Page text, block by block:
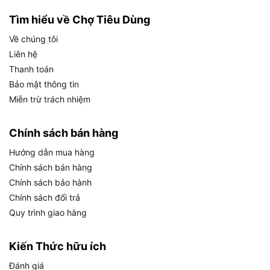
Hướng dẫn sử dụng máy mài DCA
ASJ02-25 đúng cách – Đảm bảo hiệu
quả và an toàn
Tìm hiểu về Chợ Tiêu Dùng
Về chúng tôi
Liên hệ
Thanh toán
Bảo mật thông tin
Miễn trừ trách nhiệm
Chính sách bán hàng
Hướng dẫn mua hàng
Chính sách bán hàng
Chính sách bảo hành
Chính sách đổi trả
Quy trình giao hàng
Kiến Thức hữu ích
Đánh giá